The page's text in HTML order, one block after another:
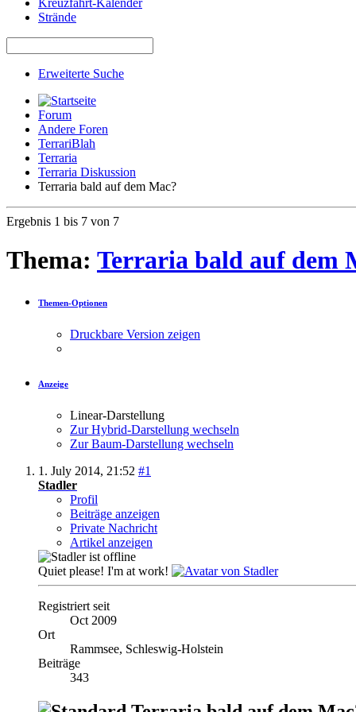
Strände
Erweiterte Suche
Forum
Andere Foren
TerrariBlah
Terraria
Terraria Diskussion
Terraria bald auf dem Mac?
Ergebnis 1 bis 7 von 7
Thema: Terraria bald auf dem
Themen-Optionen
Druckbare Version zeigen
Anzeige
Linear-Darstellung
Zur Hybrid-Darstellung wechseln
Zur Baum-Darstellung wechseln
1. July 2014, 21:52 #1
Stadler
Profil
Beiträge anzeigen
Private Nachricht
Artikel anzeigen
Quiet please! I'm at work!
Registriert seit
Oct 2009
Ort
Rammsee, Schleswig-Holstein
Beiträge
343